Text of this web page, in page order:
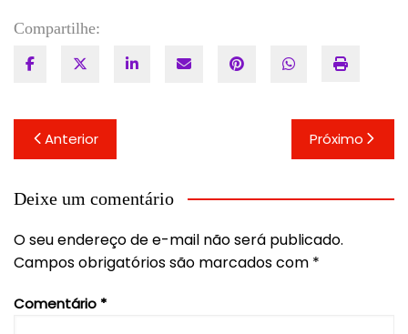
Compartilhe:
Navegação
de
Post
Anterior Próximo
Deixe um comentário
O seu endereço de e-mail não será publicado.
Campos obrigatórios são marcados com *
Comentário *